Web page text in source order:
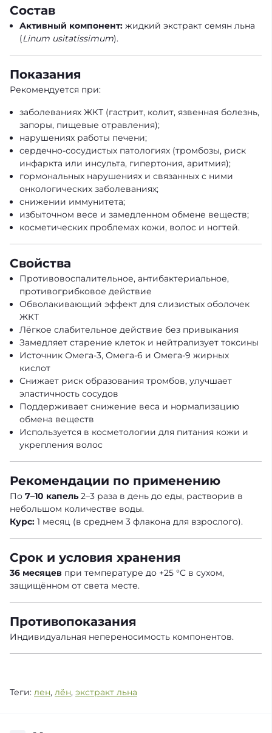
Состав
Активный компонент: жидкий экстракт семян льна
(Linum usitatissimum).
Показания
Рекомендуется при:
заболеваниях ЖКТ (гастрит, колит, язвенная болезнь,
запоры, пищевые отравления);
нарушениях работы печени;
сердечно-сосудистых патологиях (тромбозы, риск
инфаркта или инсульта, гипертония, аритмия);
гормональных нарушениях и связанных с ними
онкологических заболеваниях;
снижении иммунитета;
избыточном весе и замедленном обмене веществ;
косметических проблемах кожи, волос и ногтей.
Свойства
Противовоспалительное, антибактериальное,
противогрибковое действие
Обволакивающий эффект для слизистых оболочек
ЖКТ
Лёгкое слабительное действие без привыкания
Замедляет старение клеток и нейтрализует токсины
Источник Омега-3, Омега-6 и Омега-9 жирных
кислот
Снижает риск образования тромбов, улучшает
эластичность сосудов
Поддерживает снижение веса и нормализацию
обмена веществ
Используется в косметологии для питания кожи и
укрепления волос
Рекомендации по применению
По 7–10 капель2–3 раза в день до еды, растворив в
небольшом количестве воды.
Курс: 1 месяц (в среднем 3 флакона для взрослого).
Срок и условия хранения
36 месяцев при температуре до +25 °C в сухом,
защищённом от света месте.
Противопоказания
Индивидуальная непереносимость компонентов.
Теги: лен, лён, экстракт льна